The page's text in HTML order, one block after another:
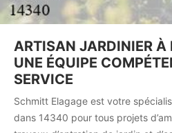
ARTISAN JARDINIER À
UNE ÉQUIPE
SERVICE
Schmitt Elagage est votre
dans 14340 pour tous projets